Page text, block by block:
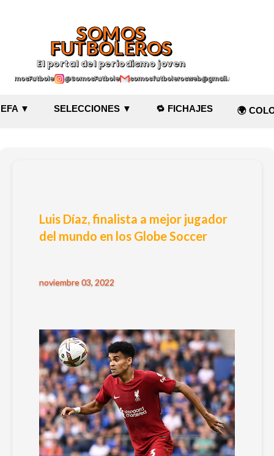
SOMOS
FUTBOLEROS
El portal del periodismo joven
@SomosFutbolerossomosfutbolerosweb@gmail.com
▼ SELECCIONES ▼ 🔁 FICHAJES 🌍
Luis Díaz, finalista a mejor jugador
del mundo en los Globe Soccer
noviembre 03, 2022